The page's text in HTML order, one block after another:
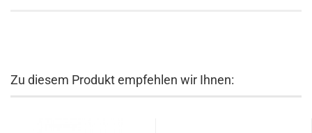
Zu diesem Produkt empfehlen wir Ihnen: